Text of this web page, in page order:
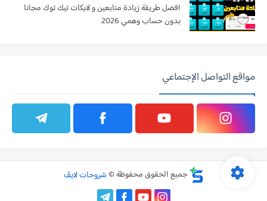
افضل طريقة زيادة متابعين و لايكات تيك توك مجانا
بدون حساب وهمي 2026
مواقع التواصل الإجتماعي
جميع الحقوق محفوظة ©شروحات لايڤ